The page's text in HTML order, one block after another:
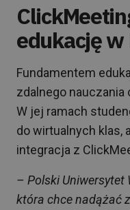
edukację w
Fundamentem
zdalnego nauczania
W jej ramach
do wirtualnych klas,
integracja z
– Polski Uniwersytet
która chce nadążać